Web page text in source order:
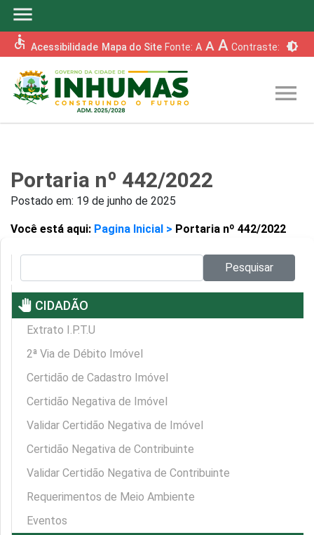
menu
accessible Acessibilidade Mapa do Site Fonte: A A A Contraste: brightness_6
menu
Portaria nº 442/2022
Postado em: 19 de junho de 2025
Você está aqui: Pagina Inicial > Portaria nº 442/2022
Pesquisar
pan_tool CIDADÃO
Extrato I.P.T.U
2ª Via de Débito Imóvel
Certidão de Cadastro Imóvel
Certidão Negativa de Imóvel
Validar Certidão Negativa de Imóvel
Certidão Negativa de Contribuinte
Validar Certidão Negativa de Contribuinte
Requerimentos de Meio Ambiente
Eventos